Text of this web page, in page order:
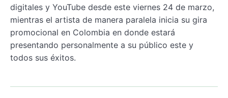
digitales y YouTube desde este viernes 24 de marzo,
mientras el artista de manera paralela inicia su gira
promocional en Colombia en donde estará
presentando personalmente a su público este y
todos sus éxitos.